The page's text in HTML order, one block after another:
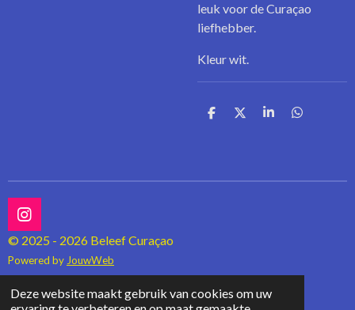
Deze website maakt gebruik van cookies om uw
leuk voor de Curaçao
liefhebber.
Kleur wit.
D
D
S
D
I
n
t
g
© 2025 - 2026 Beleef Curaçao
Powered by JouwWeb